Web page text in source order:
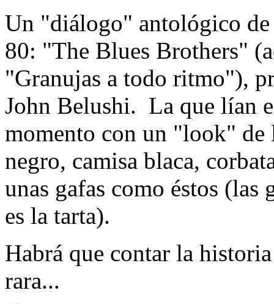
Un "diálogo" antológico
80: "The Blues Brothers"
"Granujas a todo ritmo"),
John Belushi. La que lían
momento con un "look" de
negro, camisa blaca,
unas gafas como éstos (las
es la tarta).
Habrá que contar la
rara...